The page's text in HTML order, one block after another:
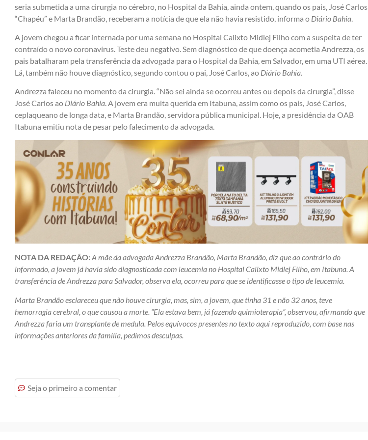
seria submetida a uma cirurgia no cérebro, no Hospital da Bahia, ainda ontem, quando os pais, José Carlos
“Chapéu” e Marta Brandão, receberam a notícia de que ela não havia resistido, informa o Diário Bahia
A jovem chegou a ficar internada por uma semana no Hospital Calixto Midlej Filho com a suspeita de ter
contraído o novo coronavírus. Teste deu negativo. Sem diagnóstico de que doença acometia Andrezza, os
pais batalharam pela transferência da advogada para o Hospital da Bahia, em Salvador, em uma UTI aérea.
Lá, também não houve diagnóstico, segundo contou o pai, José Carlos, ao Diário Bahia.
Andrezza faleceu no momento da cirurgia. “Não sei ainda se ocorreu antes ou depois da cirurgia”, disse
José Carlos ao Diário Bahia. A jovem era muita querida em Itabuna, assim como os pais, José Carlos,
ceplaqueano de longa data, e Marta Brandão, servidora pública municipal. Hoje, a presidência da OAB
Itabuna emitiu nota de pesar pelo falecimento da advogada.
NOTA DA REDAÇÃO:A mãe da advogada Andrezza Brandão, Marta Brandão, diz que ao contrário do
informado, a jovem já havia sido diagnosticada com leucemia no Hospital Calixto Midlej Filho, em Itabuna. A
transferência de Andrezza para Salvador, observa ela, ocorreu para que se identificasse o tipo de leucemia.
Marta Brandão esclareceu que não houve cirurgia, mas, sim, a jovem, que tinha 31 e não 32 anos, teve
hemorragia cerebral, o que causou a morte. “Ela estava bem, já fazendo quimioterapia”, observou, afirmando que
Andrezza faria um transplante de medula. Pelos equívocos presentes no texto aqui reproduzido, com base nas
informações anteriores da família, pedimos desculpas.
Seja o primeiro a comentar